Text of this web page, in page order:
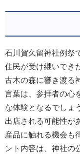
石川賀久留神社例祭
住民が受け継いでき
古木の森に響き渡る
言葉は、参拝者の心
な体験となるでしょ
出店される可能性が
産品に触れる機会も
ント内容は、神社の